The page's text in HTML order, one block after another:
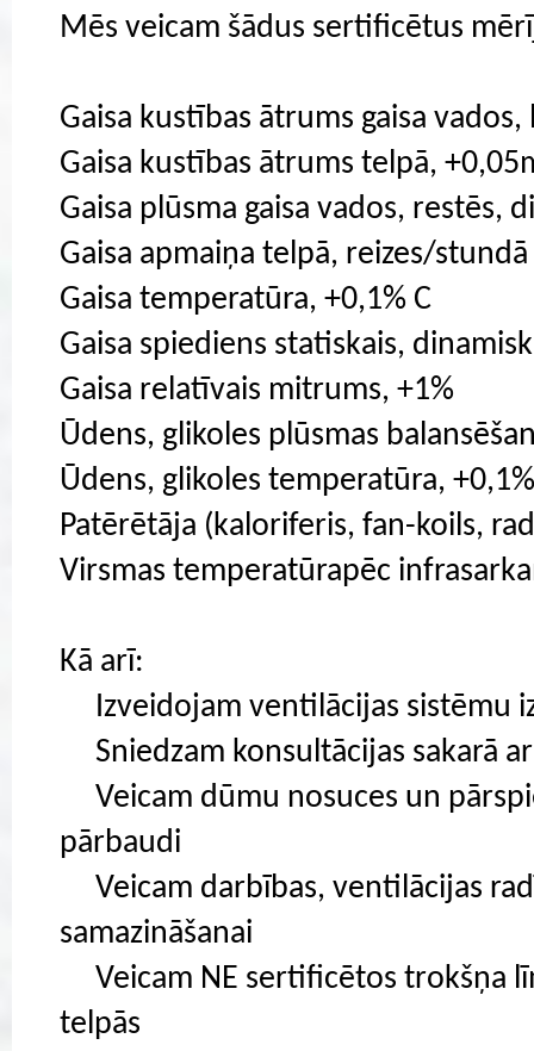
Mēs veicam šādus sertificētus
Gaisa kustības ātrums gaisa
Gaisa kustības ātrums telpā,
Gaisa plūsma gaisa vados, restēs,
Gaisa apmaiņa telpā, reizes/stundā
Gaisa temperatūra, +0,1% C
Gaisa spiediens statiskais,
Gaisa relatīvais mitrums, +1%
Ūdens, glikoles plūsmas
Ūdens, glikoles temperatūra,
Patērētāja (kaloriferis, fan-koils,
Virsmas temperatūrapēc
Kā arī:
Izveidojam ventilācijas sistēmu
Sniedzam konsultācijas sakarā
Veicam dūmu nosuces un
pārbaudi
Veicam darbības, ventilācijas
samazināšanai
Veicam NE sertificētos trokšņa
telpās